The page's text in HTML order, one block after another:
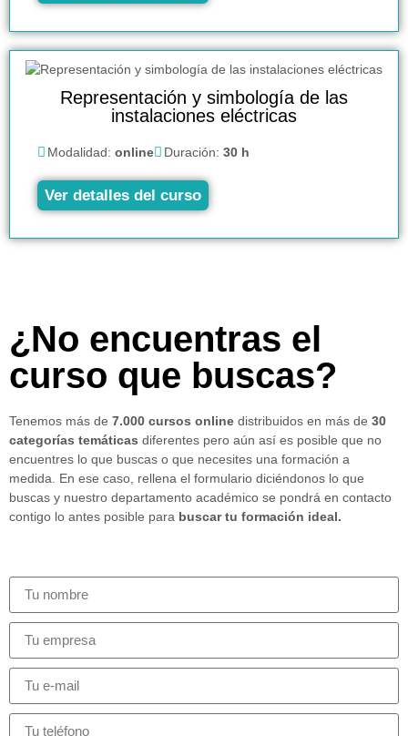
Representación y simbología de las
instalaciones eléctricas
Modalidad: online Duración: 30 h
Ver detalles del curso
¿No encuentras el
curso que buscas?
Tenemos más de 7.000 cursos online distribuidos en más de 30
categorías temáticas diferentes pero aún así es posible que no
encuentres lo que buscas o que necesites una formación a
medida. En ese caso, rellena el formulario diciéndonos lo que
buscas y nuestro departamento académico se pondrá en contacto
contigo lo antes posible para buscar tu formación ideal.